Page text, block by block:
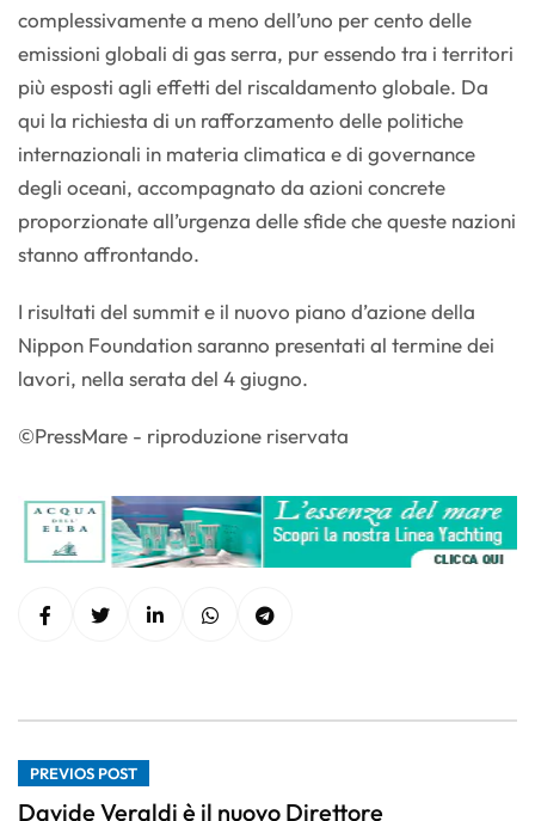
complessivamente a meno dell’uno per cento delle
emissioni globali di gas serra, pur essendo tra i territori
più esposti agli effetti del riscaldamento globale. Da
qui la richiesta di un rafforzamento delle politiche
internazionali in materia climatica e di governance
degli oceani, accompagnato da azioni concrete
proporzionate all’urgenza delle sfide che queste nazioni
stanno affrontando.
I risultati del summit e il nuovo piano d’azione della
Nippon Foundation saranno presentati al termine dei
lavori, nella serata del 4 giugno.
©PressMare - riproduzione riservata
PREVIOS POST
Davide Veraldi è il nuovo Direttore